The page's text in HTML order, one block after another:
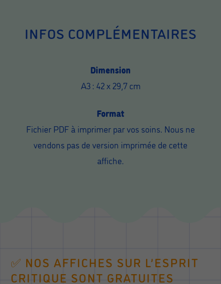
INFOS COMPLÉMENTAIRES
Dimension
A3 : 42 x 29,7 cm
Format
Fichier PDF à imprimer par vos soins. Nous ne
vendons pas de version imprimée de cette
affiche.
✅ NOS AFFICHES SUR L’ESPRIT
CRITIQUE SONT GRATUITES